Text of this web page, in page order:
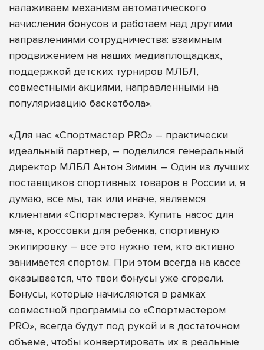
налаживаем механизм автоматического
начисления бонусов и работаем над другими
направлениями сотрудничества: взаимным
продвижением на наших медиаплощадках,
поддержкой детских турниров МЛБЛ,
совместными акциями, направленными на
популяризацию баскетбола».
«Для нас «Спортмастер PRO» – практически
идеальный партнер, – поделился генеральный
директор МЛБЛ Антон Зимин. – Один из лучших
поставщиков спортивных товаров в России и, я
думаю, все мы, так или иначе, являемся
клиентами «Спортмастера». Купить насос для
мяча, кроссовки для ребенка, спортивную
экипировку – все это нужно тем, кто активно
занимается спортом. При этом всегда на кассе
оказывается, что твои бонусы уже сгорели.
Бонусы, которые начисляются в рамках
совместной программы со «Спортмастером
PRO», всегда будут под рукой и в достаточном
объеме, чтобы конвертировать их в реальные